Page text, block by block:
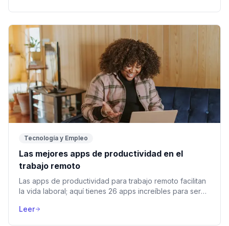
Tecnología y Empleo
Las mejores apps de productividad en el
trabajo remoto
Las apps de productividad para trabajo remoto facilitan
la vida laboral; aquí tienes 26 apps increíbles para ser
Leer